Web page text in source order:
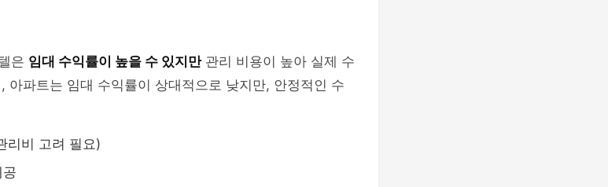
은 임대 수익률이 높을 수 있지만관리 비용이 높아 실제 수
아파트는 임대 수익률이 상대적으로 낮지만, 안정적인 수
리비 고려 필요)